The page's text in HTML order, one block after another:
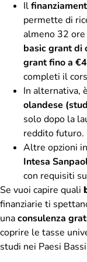
Il
permette di
almeno 32
basic grant di
grant fino a
completi il
In alternativa,
olandese
solo dopo la
reddito futuro.
Altre opzioni
Intesa
con requisiti
Se vuoi capire quali
finanziarie ti
unaconsulenza
coprire le tasse
studi nei Paesi